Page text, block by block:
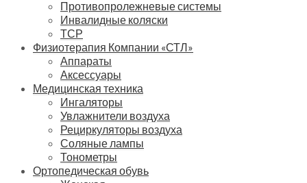
Противопролежневые системы
Инвалидные коляски
ТСР
Физиотерапия Компании «СТЛ»
Аппараты
Аксессуары
Медицинская техника
Ингаляторы
Увлажнители воздуха
Рециркуляторы воздуха
Соляные лампы
Тонометры
Ортопедическая обувь